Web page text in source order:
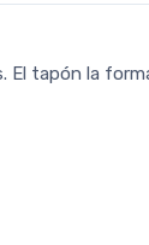
tapón la